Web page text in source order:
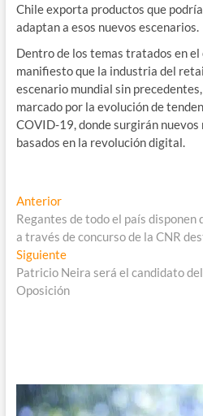
Chile exporta productos que
adaptan a esos nuevos escenarios.
Dentro de los temas tratados en el
manifiesto que la industria del
escenario mundial sin
marcado por la evolución de
COVID-19, donde surgirán nuevos
basados en la revolución digital.
Navegación
de
entradas
AnteriorEntrada
anterior:
Regantes de todo el país disponen
a través de concurso de la CNR
SiguienteEntrada
siguiente:
Patricio Neira será el candidato
Oposición